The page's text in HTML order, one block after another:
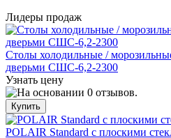
Лидеры продаж
Столы холодильные /
дверьми СШС-6,2-2300
Узнать цену
POLAIR Standard с плоскими